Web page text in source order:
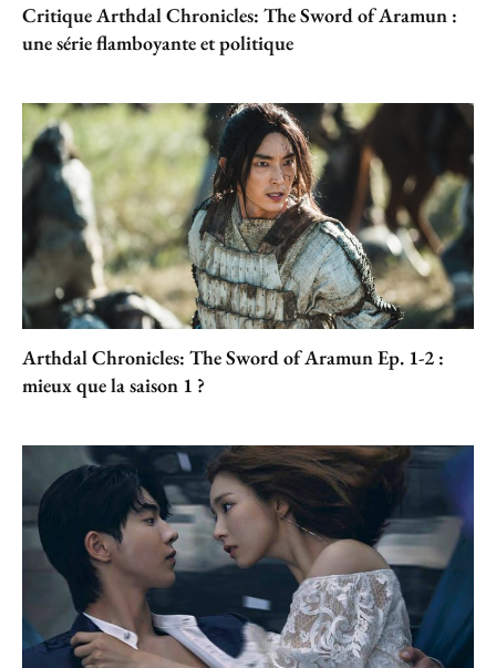
Critique Arthdal Chronicles: The Sword of Aramun :
une série flamboyante et politique
Arthdal Chronicles: The Sword of Aramun Ep. 1-2 :
mieux que la saison 1 ?